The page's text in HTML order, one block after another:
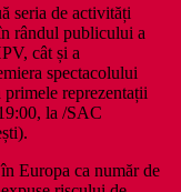
seria de activități
rândul publicului a
cât și a
spectacolului
primele reprezentații
la /SAC
Europa ca număr de